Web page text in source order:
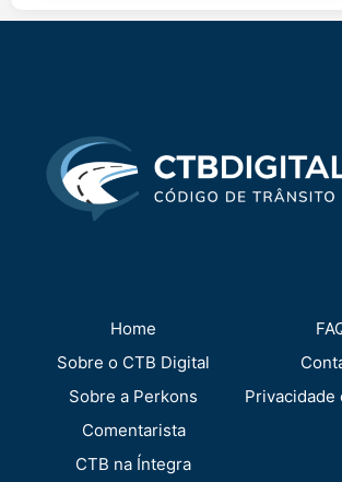
Home
Sobre o CTB Digital
Sobre a Perkons
Comentarista
CTB na Íntegra
Privacidade